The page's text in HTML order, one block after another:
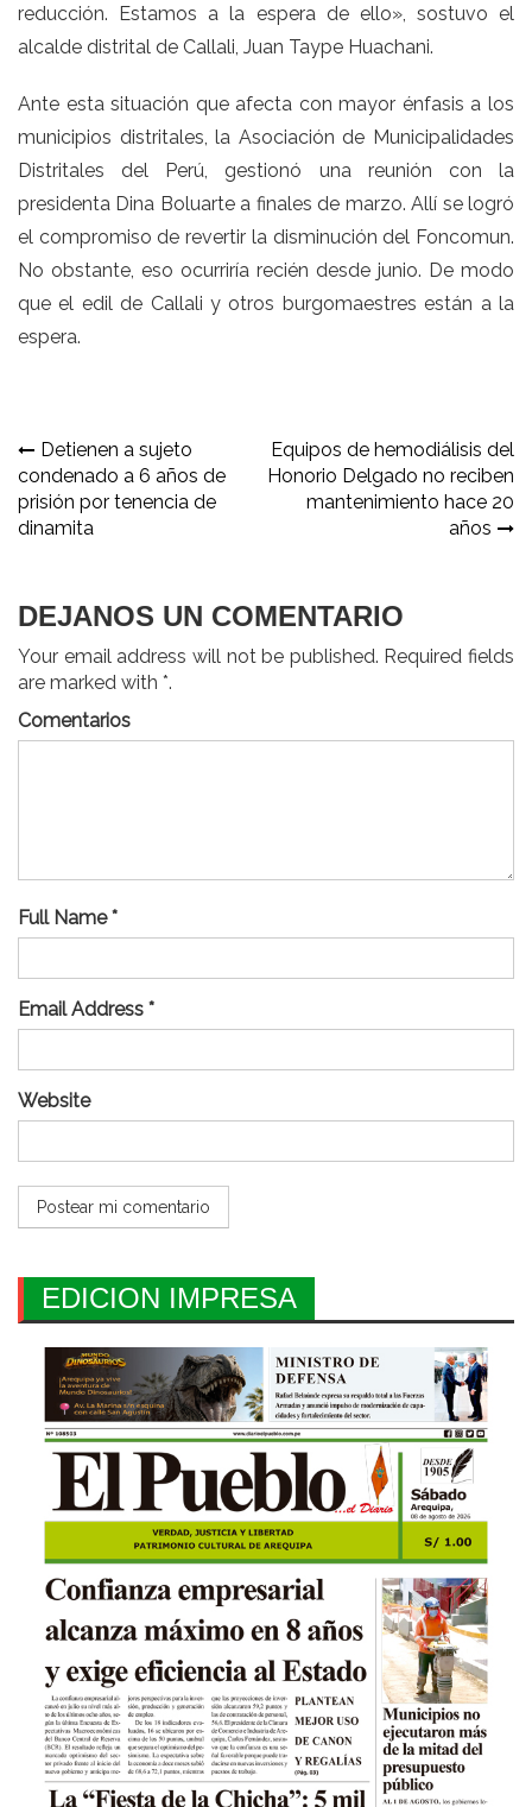
reducción. Estamos a la espera de ello», sostuvo el
alcalde distrital de Callali, Juan Taype Huachani.
Ante esta situación que afecta con mayor énfasis a los
municipios distritales, la Asociación de Municipalidades
Distritales del Perú, gestionó una reunión con la
presidenta Dina Boluarte a finales de marzo. Allí se logró
el compromiso de revertir la disminución del Foncomun.
No obstante, eso ocurriría recién desde junio. De modo
que el edil de Callali y otros burgomaestres están a la
espera.
Navegación
de
entradas
Detienen a sujeto
condenado a 6 años de
prisión por tenencia de
dinamita
Equipos de hemodiálisis del
Honorio Delgado no reciben
mantenimiento hace 20
años
DEJANOS UN COMENTARIO
Your email address will not be published. Required fields
are marked with *.
Comentarios
Full Name *
Email Address *
Website
EDICION IMPRESA